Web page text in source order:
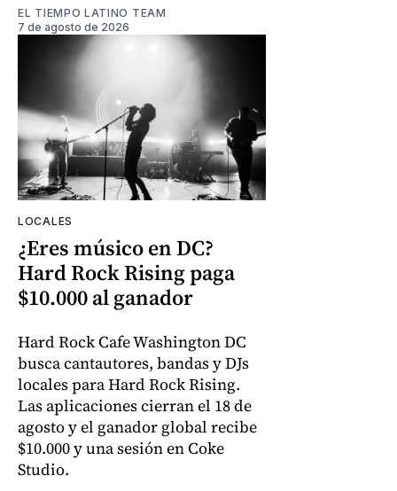
EL TIEMPO LATINO TEAM
7 de agosto de 2026
LOCALES
¿Eres músico en DC?
Hard Rock Rising paga
$10.000 al ganador
Hard Rock Cafe Washington DC
busca cantautores, bandas y DJs
locales para Hard Rock Rising.
Las aplicaciones cierran el 18 de
agosto y el ganador global recibe
$10.000 y una sesión en Coke
Studio.